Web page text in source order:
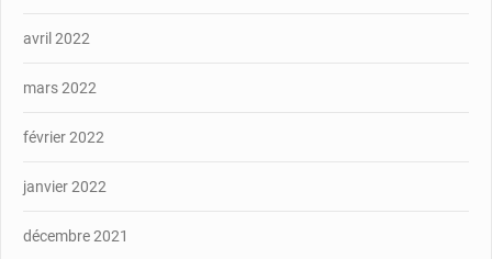
avril 2022
mars 2022
février 2022
janvier 2022
décembre 2021